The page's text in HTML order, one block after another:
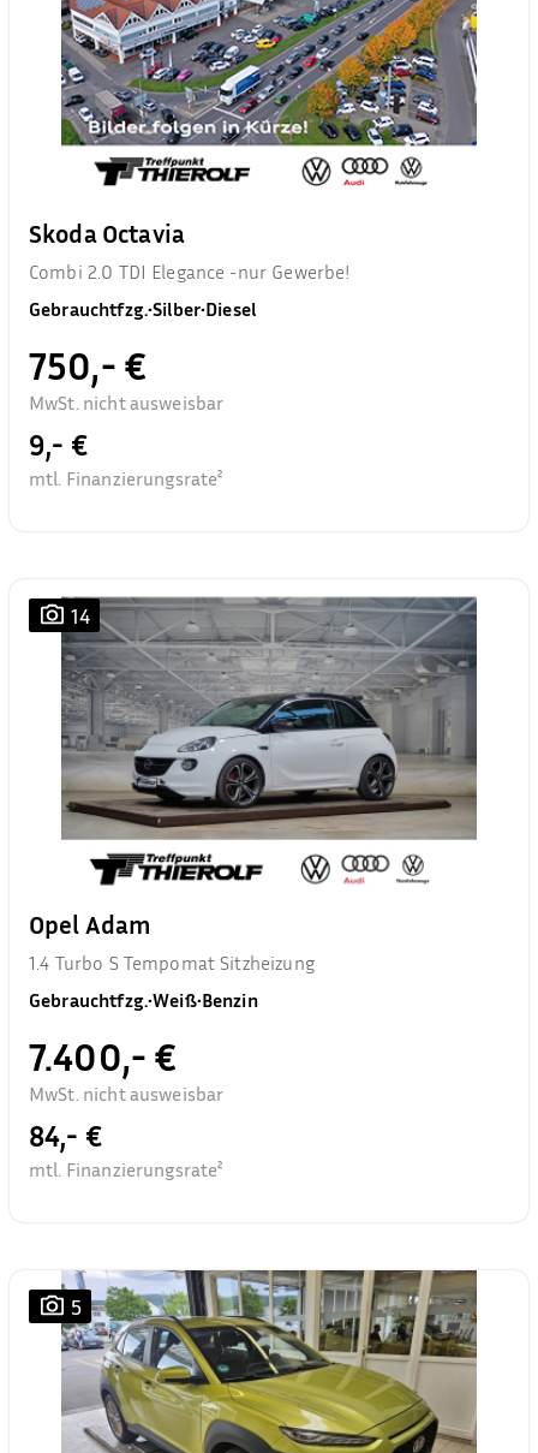
Skoda Octavia
Combi 2.0 TDI Elegance -nur Gewerbe!
Gebrauchtfzg.•Silber•Diesel
750,- €
MwSt. nicht ausweisbar
9,- €
mtl. Finanzierungsrate²
14
Opel Adam
1.4 Turbo S Tempomat Sitzheizung
Gebrauchtfzg.•Weiß•Benzin
7.400,- €
MwSt. nicht ausweisbar
84,- €
mtl. Finanzierungsrate²
5